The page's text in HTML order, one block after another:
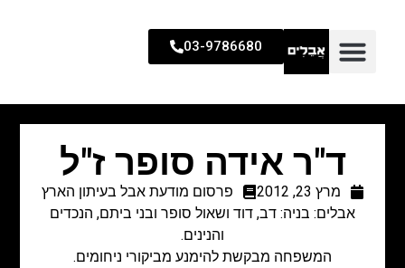
03-9786680
ד"ר אידה סופר ז"ל
מרץ 23, 2012
פרסום מודעת אבל בעיתון הארץ
אבלים: בניה: דב, דוד ושאול סופר ובני ביתם, הנכדים
והנינים.
המשפחה מבקשת להימנע מביקורי ניחומים.